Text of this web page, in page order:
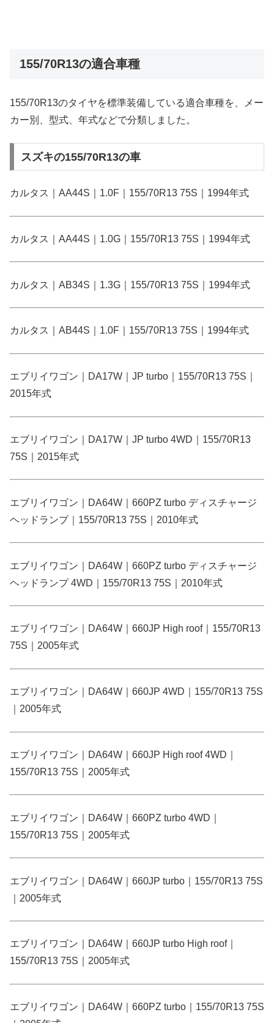
155/70R13の適合車種
155/70R13のタイヤを標準装備している適合車種を、メー
カー別、型式、年式などで分類しました。
スズキの155/70R13の車
カルタス｜AA44S｜1.0F｜155/70R13 75S｜1994年式
カルタス｜AA44S｜1.0G｜155/70R13 75S｜1994年式
カルタス｜AB34S｜1.3G｜155/70R13 75S｜1994年式
カルタス｜AB44S｜1.0F｜155/70R13 75S｜1994年式
エブリイワゴン｜DA17W｜JP turbo｜155/70R13 75S｜
2015年式
エブリイワゴン｜DA17W｜JP turbo 4WD｜155/70R13
75S｜2015年式
エブリイワゴン｜DA64W｜660PZ turbo ディスチャージ
ヘッドランプ｜155/70R13 75S｜2010年式
エブリイワゴン｜DA64W｜660PZ turbo ディスチャージ
ヘッドランプ 4WD｜155/70R13 75S｜2010年式
エブリイワゴン｜DA64W｜660JP High roof｜155/70R13
75S｜2005年式
エブリイワゴン｜DA64W｜660JP 4WD｜155/70R13 75S
｜2005年式
エブリイワゴン｜DA64W｜660JP High roof 4WD｜
155/70R13 75S｜2005年式
エブリイワゴン｜DA64W｜660PZ turbo 4WD｜
155/70R13 75S｜2005年式
エブリイワゴン｜DA64W｜660JP turbo｜155/70R13 75S
｜2005年式
エブリイワゴン｜DA64W｜660JP turbo High roof｜
155/70R13 75S｜2005年式
エブリイワゴン｜DA64W｜660PZ turbo｜155/70R13 75S